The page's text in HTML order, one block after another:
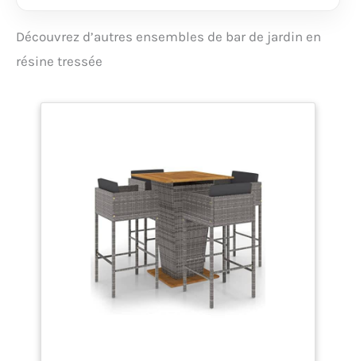
Découvrez d’autres ensembles de bar de jardin en
résine tressée